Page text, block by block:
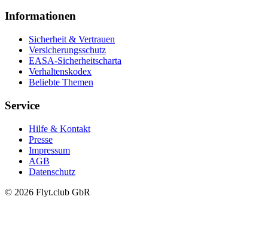
Informationen
Sicherheit & Vertrauen
Versicherungsschutz
EASA-Sicherheitscharta
Verhaltenskodex
Beliebte Themen
Service
Hilfe & Kontakt
Presse
Impressum
AGB
Datenschutz
© 2026 Flyt.club GbR